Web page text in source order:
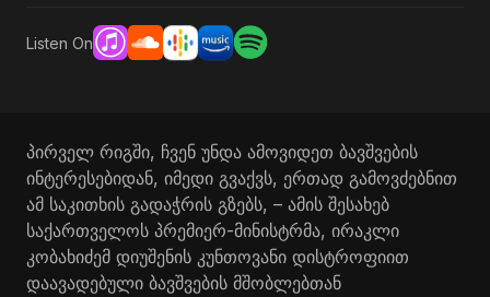
Listen On
პირველ რიგში, ჩვენ უნდა ამოვიდეთ ბავშვების
ინტერესებიდან, იმედი გვაქვს, ერთად გამოვძებნით
ამ საკითხის გადაჭრის გზებს, – ამის შესახებ
საქართველოს პრემიერ-მინისტრმა, ირაკლი
კობახიძემ დიუშენის კუნთოვანი დისტროფიით
დაავადებული ბავშვების მშობლებთან